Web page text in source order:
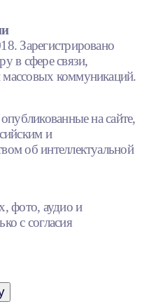
Зарегистрировано
в сфере связи,
коммуникаций.
на сайте,
и
об интеллектуальной
фото, аудио и
с согласия